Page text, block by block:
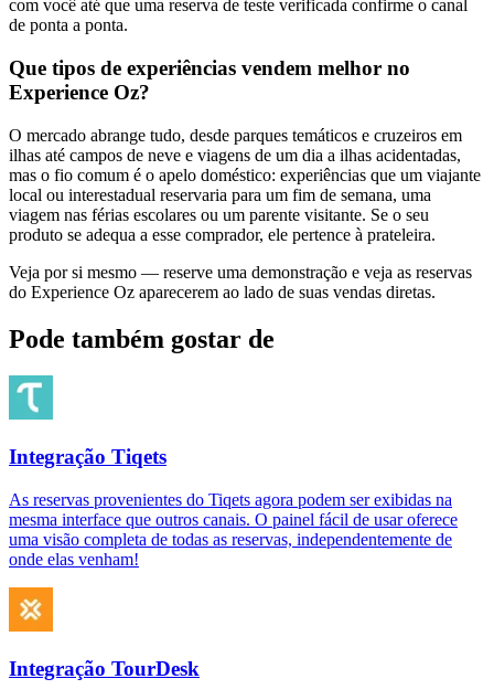
com você até que uma reserva de teste verificada confirme o canal
de ponta a ponta.
Que tipos de experiências vendem melhor no
Experience Oz?
O mercado abrange tudo, desde parques temáticos e cruzeiros em
ilhas até campos de neve e viagens de um dia a ilhas acidentadas,
mas o fio comum é o apelo doméstico: experiências que um viajante
local ou interestadual reservaria para um fim de semana, uma
viagem nas férias escolares ou um parente visitante. Se o seu
produto se adequa a esse comprador, ele pertence à prateleira.
Veja por si mesmo — reserve uma demonstração e veja as reservas
do Experience Oz aparecerem ao lado de suas vendas diretas.
Pode também gostar de
Integração Tiqets
As reservas provenientes do Tiqets agora podem ser exibidas na
mesma interface que outros canais. O painel fácil de usar oferece
uma visão completa de todas as reservas, independentemente de
onde elas venham!
Integração TourDesk